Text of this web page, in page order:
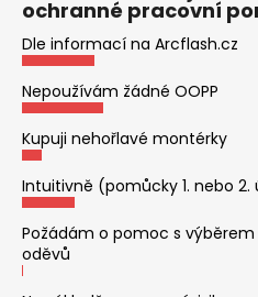
ochranné pracovní
Dle informací na Arcflash.cz
Nepoužívám žádné OOPP
Kupuji nehořlavé montérky
Intuitivně (pomůcky 1. nebo 2.
Požádám o pomoc s
oděvů